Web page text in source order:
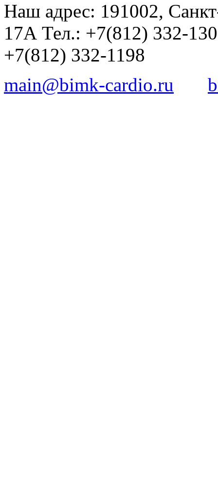
Наш адрес: 191002,
17А Тел.: +7(812) 332-
+7(812) 332-1198
main@bimk-cardio.ru